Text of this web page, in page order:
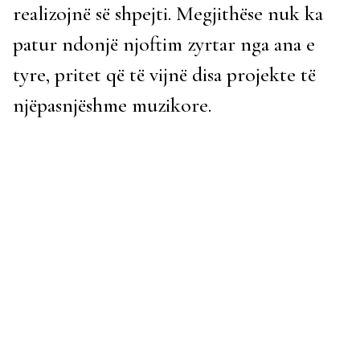
realizojnë së shpejti. Megjithëse nuk ka
patur ndonjë njoftim zyrtar nga ana e
tyre, pritet që të vijnë disa projekte të
njëpasnjëshme muzikore.